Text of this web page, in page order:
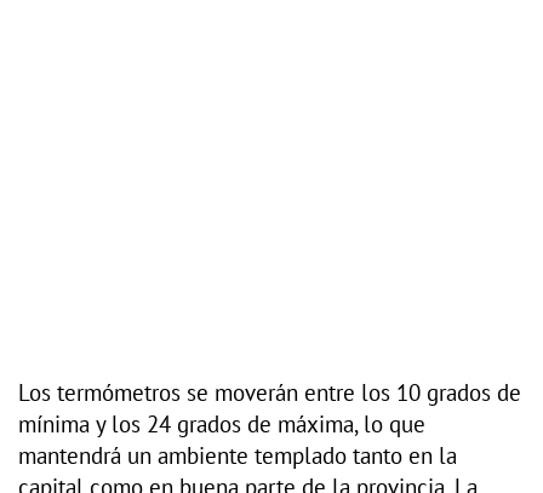
Los termómetros se moverán entre los 10 grados de
mínima y los 24 grados de máxima, lo que
mantendrá un ambiente templado tanto en la